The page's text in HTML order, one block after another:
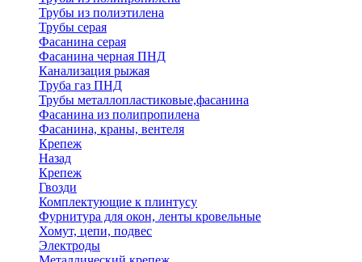
Трубы из полиэтилена
Трубы серая
Фасанина серая
Фасанина черная ПНД
Канализация рыжая
Труба газ ПНД
Трубы металлопластиковые,фасанина
Фасанина из полипропилена
Фасанина, краны, вентеля
Крепеж
Назад
Крепеж
Гвозди
Комплектующие к плинтусу
Фурнитура для окон, ленты кровельные
Хомут, цепи, подвес
Электроды